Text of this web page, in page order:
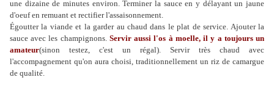
une dizaine de minutes environ. Terminer la sauce en y délayant un jaune
d'oeuf en remuant et rectifier l'assaisonnement.
Égoutter la viande et la garder au chaud dans le plat de service. Ajouter la
sauce avec les champignons. Servir aussi l'os à moelle, il y a toujours un
amateur(sinon testez, c'est un régal). Servir très chaud avec
l'accompagnement qu'on aura choisi, traditionnellement un riz de camargue
de qualité.